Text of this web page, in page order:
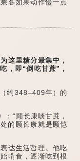
客如果动作慢一点
里糖分最集中，
，即“倒吃甘蔗”，
约348–409年）的
“顾长康啖甘蔗，
的顾长康就是顾恺
达生活哲理。他吃
啃食，逐渐吃到根